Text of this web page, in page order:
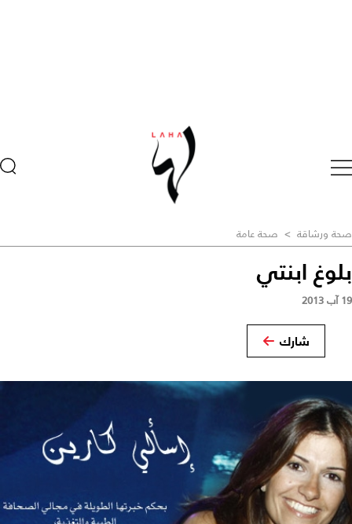
صحة ورشاقة > صحة عامة
بلوغ ابنتي
19 آب 2013
شارك